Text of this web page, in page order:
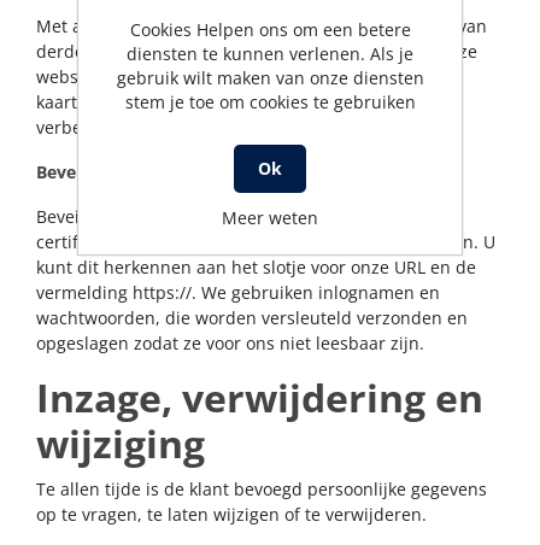
Met analytische cookies verzamelen wij met behulp van
derden (Google) statistieken over het gebruik van onze
webshop door de bezoekers. Door websitegebruik in
kaart te brengen kunnen we onze webwinkel blijven
verbeteren in het voordeel van de bezoeker
Beveiliging
Beveiliging is van groot belang, we gebruiken SSL-
certificaten om een beveiligde verbinding op te zetten. U
kunt dit herkennen aan het slotje voor onze URL en de
vermelding https://. We gebruiken inlognamen en
wachtwoorden, die worden versleuteld verzonden en
opgeslagen zodat ze voor ons niet leesbaar zijn.
Inzage, verwijdering en
wijziging
Te allen tijde is de klant bevoegd persoonlijke gegevens
op te vragen, te laten wijzigen of te verwijderen.
Cookies Helpen ons om een betere
diensten te kunnen verlenen. Als je
gebruik wilt maken van onze diensten
stem je toe om cookies te gebruiken
Ok
Meer weten